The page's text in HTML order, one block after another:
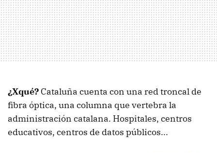
¿Xqué? Cataluña cuenta con una red troncal de
fibra óptica, una columna que vertebra la
administración catalana. Hospitales, centros
educativos, centros de datos públicos...